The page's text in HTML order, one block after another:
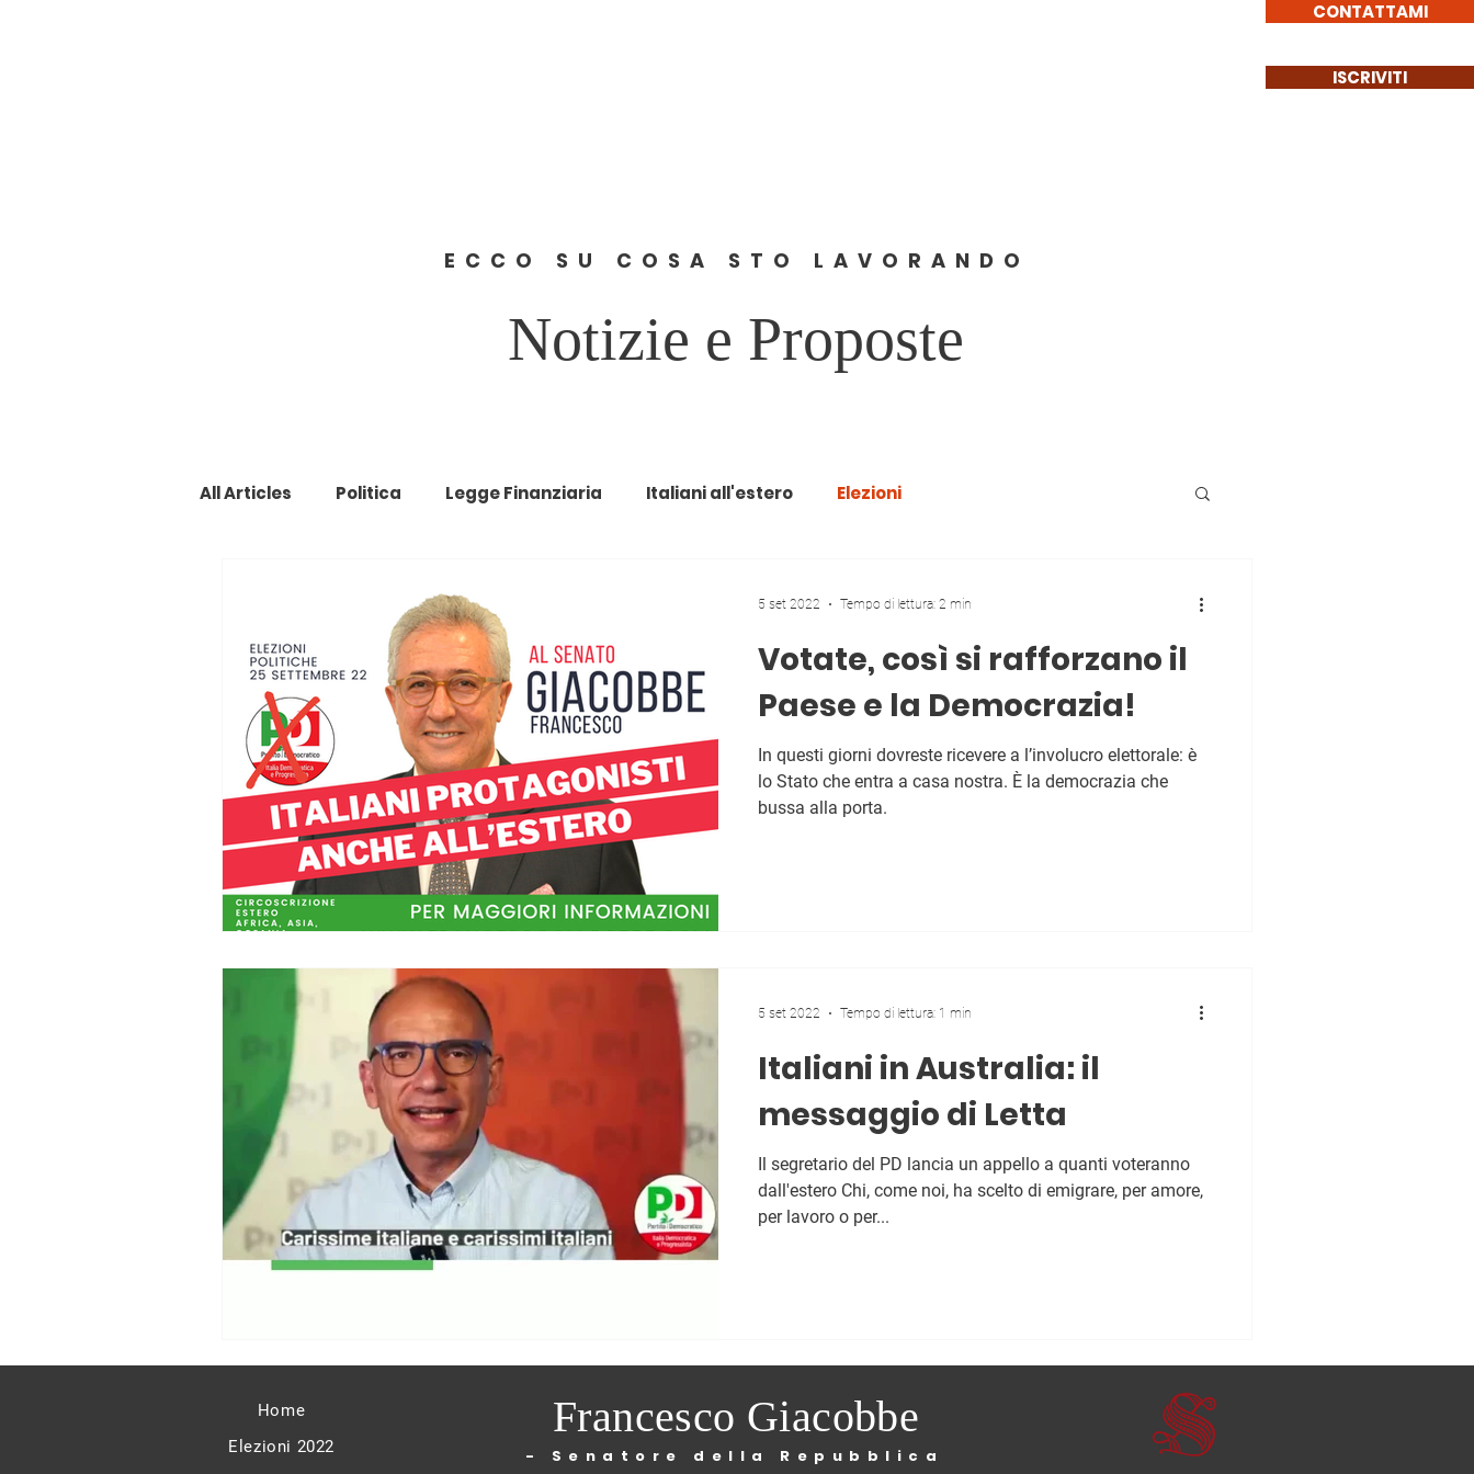
CONTATTAMI
ISCRIVITI
ECCO SU COSA STO LAVORANDO
Notizie e Proposte
All Articles Politica Legge Finanziaria Italiani all'estero Elezioni
Votate, così si rafforzano il
Paese e la Democrazia!
In questi giorni dovreste ricevere a l’involucro elettorale: è
lo Stato che entra a casa nostra. È la democrazia che
bussa alla porta.
5 set 2022 Tempo di lettura: 2 min
Italiani in Australia: il
messaggio di Letta
Il segretario del PD lancia un appello a quanti voteranno
dall'estero Chi, come noi, ha scelto di emigrare, per amore,
per lavoro o per...
5 set 2022 Tempo di lettura: 1 min
Home
Elezioni 2022
Francesco Giacobbe
- Senatore della Repubblica